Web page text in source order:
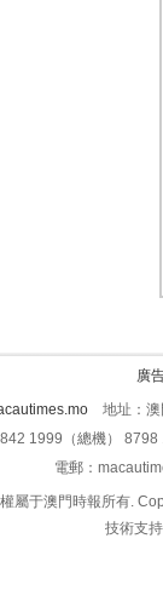
廣
地址：澳
1999（總機）
電郵：
屬于澳門時報所有.
技術支